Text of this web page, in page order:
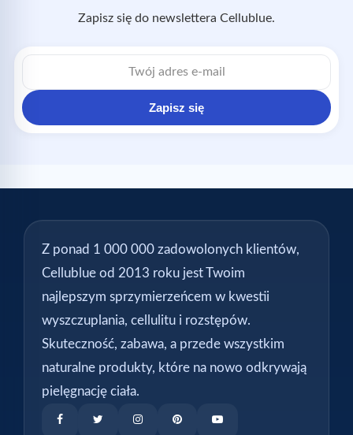
Zapisz się do newslettera Cellublue.
Zapisz się
Z ponad 1 000 000 zadowolonych klientów,
Cellublue od 2013 roku jest Twoim
najlepszym sprzymierzeńcem w kwestii
wyszczuplania, cellulitu i rozstępów.
Skuteczność, zabawa, a przede wszystkim
naturalne produkty, które na nowo odkrywają
pielęgnację ciała.